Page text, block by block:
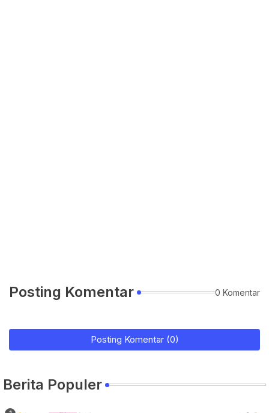
Posting Komentar 0 Komentar
Posting Komentar (0)
Berita Populer